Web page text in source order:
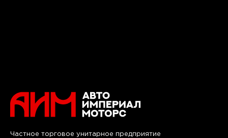
Частное торговое унитарное предприятие